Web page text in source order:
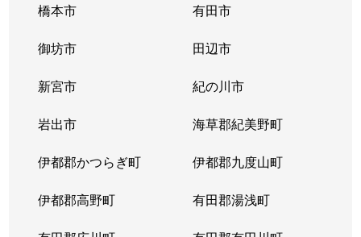
橋本市 有田市
御坊市 田辺市
新宮市 紀の川市
岩出市 海草郡紀美野町
伊都郡かつらぎ町 伊都郡九度山町
伊都郡高野町 有田郡湯浅町